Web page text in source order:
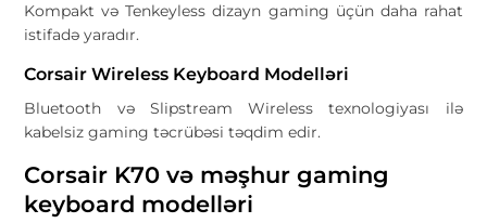
Kompakt və Tenkeyless dizayn gaming üçün daha rahat
istifadə yaradır.
Corsair Wireless Keyboard Modelləri
Bluetooth və Slipstream Wireless texnologiyası ilə
kabelsiz gaming təcrübəsi təqdim edir.
Corsair K70 və məşhur gaming
keyboard modelləri